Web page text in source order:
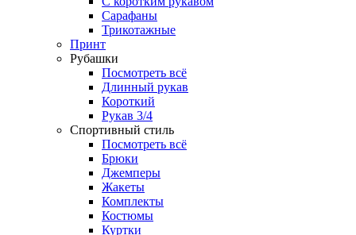
Сарафаны
Трикотажные
Принт
Рубашки
Посмотреть всё
Длинный рукав
Короткий
Рукав 3/4
Спортивный стиль
Посмотреть всё
Брюки
Джемперы
Жакеты
Комплекты
Костюмы
Куртки